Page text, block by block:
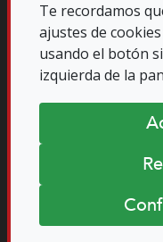
Te recordamos
ajustes de
usando el botón
izquierda de la